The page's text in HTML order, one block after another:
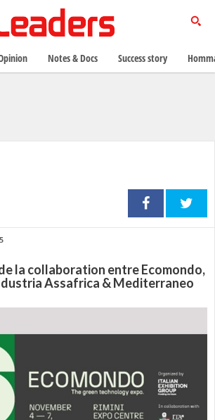
la collaboration entre Ecomondo,
Assafrica & Mediterraneo
Notes & Docs Success story